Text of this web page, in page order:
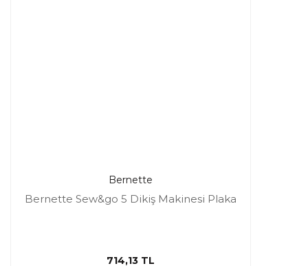
Bernette
Bernette Sew&go 5 Dikiş Makinesi Plaka
714,13 TL